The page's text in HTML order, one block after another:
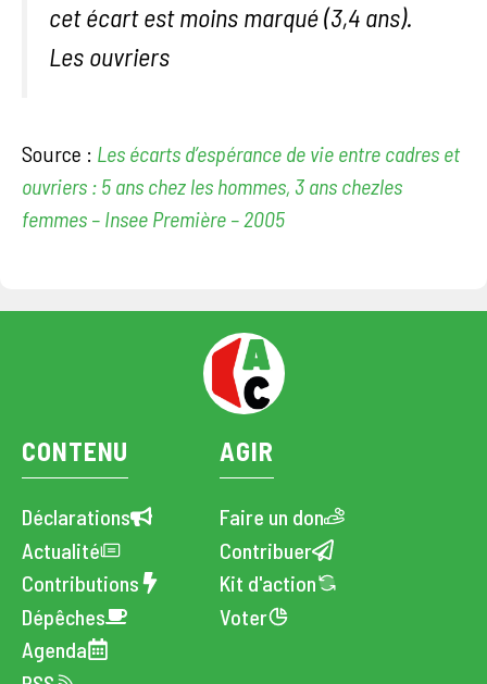
cet écart est moins marqué (3,4 ans).
Les ouvriers
Source : Les écarts d’espérance de vie entre cadres et
ouvriers : 5 ans chez les hommes, 3 ans chezles
femmes – Insee Première – 2005
CONTENU
Déclarations
Actualité
Contributions
Dépêches
Agenda
AGIR
Faire un don
Contribuer
Kit d'action
Voter